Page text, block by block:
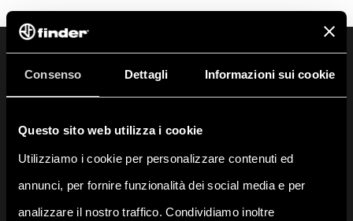
Consenso Dettagli Informazioni sui cookie
Questo sito web utilizza i cookie
Utilizziamo i cookie per personalizzare contenuti ed
annunci, per fornire funzionalità dei social media e per
analizzare il nostro traffico. Condividiamo inoltre
GUIDES ET TUTORIELS